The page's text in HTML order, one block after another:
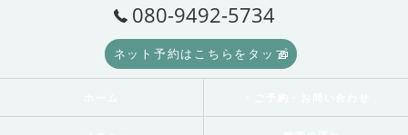
080-9492-5734
ネット予約はこちらをタップ